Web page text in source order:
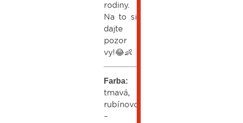
rodiny.
Na to si
dajte
pozor
vy!😂👶
Farba:
tmavá,
rubínovo
–